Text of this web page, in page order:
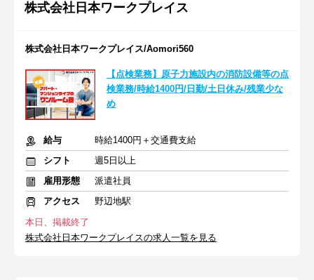
株式会社日本ワークプレイス
株式会社日本ワークプレイス/Aomori560
【点検業務】原子力施設内の消防設備等の点
検業務/時給1400円/日勤/土日休み/残業少な
め
給与
時給1400円＋交通費支給
シフト
週5日以上
雇用形態
派遣社員
アクセス
野辺地駅
本日、掲載終了
株式会社日本ワークプレイスの求人一覧を見る